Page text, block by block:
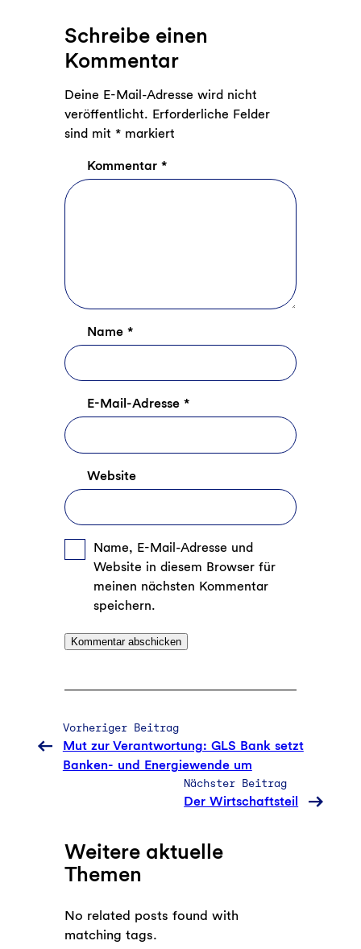
Schreibe einen
Kommentar
Deine E-Mail-Adresse wird nicht
veröffentlicht. Erforderliche Felder
sind mit *markiert
Kommentar *
Name *
E-Mail-Adresse *
Website
Name, E-Mail-Adresse und
Website in diesem Browser für
meinen nächsten Kommentar
speichern.
Vorheriger Beitrag
Mut zur Verantwortung: GLS Bank setzt
Banken- und Energiewende um
Nächster Beitrag
Der Wirtschaftsteil
Weitere aktuelle
Themen
No related posts found with
matching tags.